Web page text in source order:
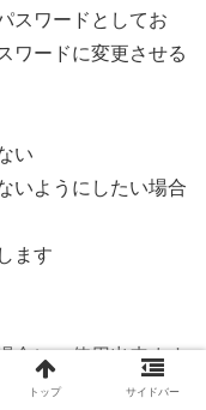
スワードとしてお
ワードに変更させる
い
いようにしたい場合
ます
合に、使用出来ます
くしたい場合に使用
トップ サイドバー